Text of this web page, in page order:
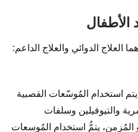
الأطفال
الدوائي والعلاج الداعم:
استخدام المُوسّعات القصبية
والتيوفيلين وسلفات
المُزمن، يتمُّ استخدام المُوسعات